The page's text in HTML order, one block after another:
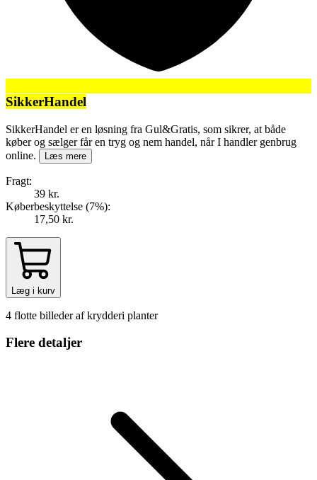
SikkerHandel
SikkerHandel er en løsning fra Gul&Gratis, som sikrer, at både
køber og sælger får en tryg og nem handel, når I handler genbrug
online.
Læs mere
Fragt:
39 kr.
Køberbeskyttelse (7%):
17,50 kr.
Læg i kurv
4 flotte billeder af krydderi planter
Flere detaljer